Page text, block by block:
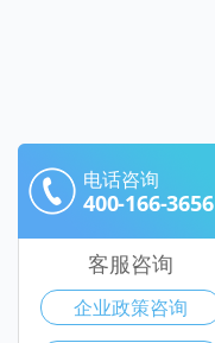
电话咨询
400-166-3656
客服咨询
企业政策咨询